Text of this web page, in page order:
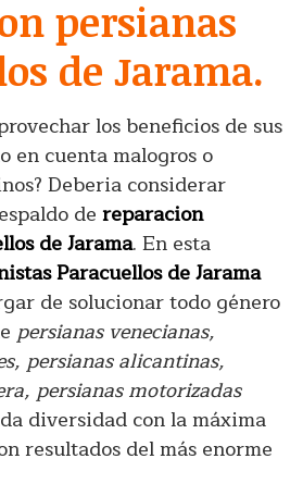
persianas
de Jarama.
los beneficios de sus
en cuenta malogros o
Deberia considerar
de reparacion
de Jarama. En esta
Paracuellos de Jarama
de solucionar todo género
persianas venecianas,
persianas alicantinas,
persianas motorizadas
diversidad con la máxima
resultados del más enorme